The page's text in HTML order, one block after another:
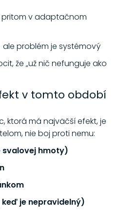
v adaptačnom
problém je systémový
že „už nič nefunguje ako
v tomto období
ktorá má najväčší efekt, je
nie boj proti nemu:
svalovej hmoty)
je nepravidelný)